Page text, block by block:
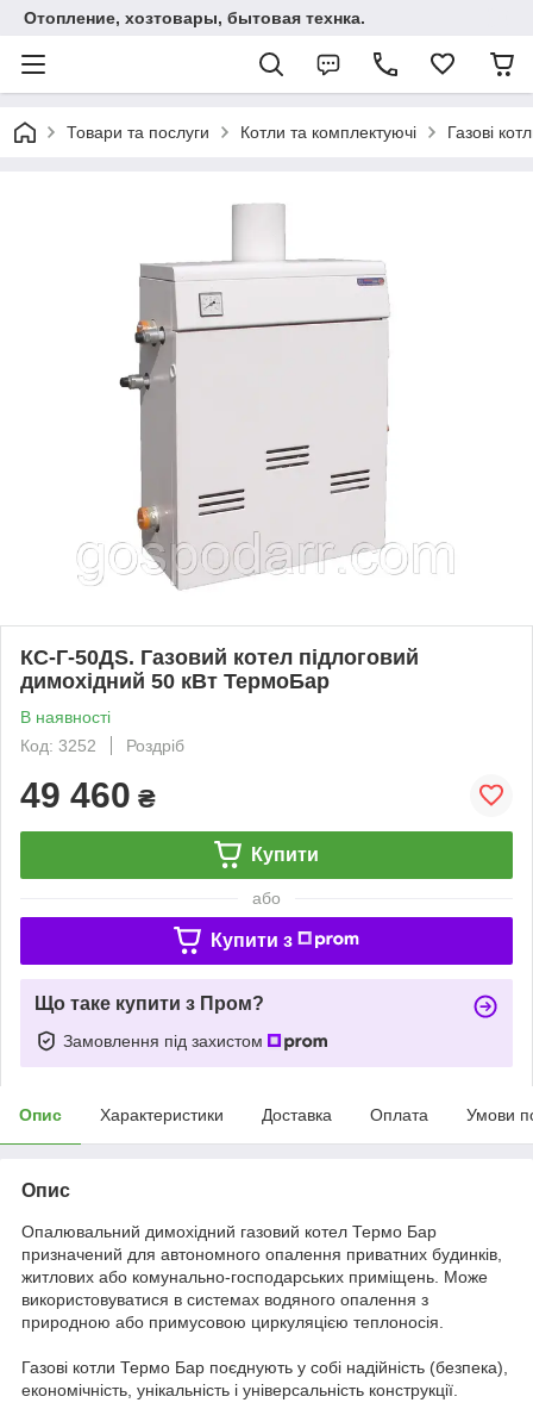
Отопление, хозтовары, бытовая технка.
Товари та послуги Котли та комплектуючі Газові
КС-Г-50ДS. Газовий котел підлоговий
димохідний 50 кВт ТермоБар
В наявності
Код: 3252
Роздріб
49 460 ₴
Купити
або
Купити з
Що таке купити з Пром?
Замовлення під захистом
Опис Характеристики Доставка Оплата Умови
Опис
Опалювальний димохідний газовий котел Термо Бар
призначений для автономного опалення приватних будинків,
житлових або комунально-господарських приміщень. Може
використовуватися в системах водяного опалення з
природною або примусовою циркуляцією теплоносія.
Газові котли Термо Бар поєднують у собі надійність (безпека),
економічність, унікальність і універсальність конструкції.